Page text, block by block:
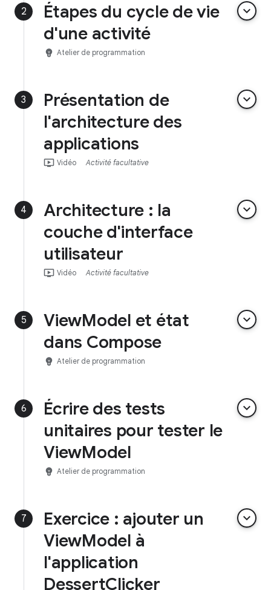
2
Étapes du cycle de vie
d'une activité
keyboard_arrow_down
emoji_objects Atelier de programmation
3
Présentation de
l'architecture des
applications
keyboard_arrow_down
ondemand_video Vidéo Activité facultative
4
Architecture : la
couche d'interface
utilisateur
keyboard_arrow_down
ondemand_video Vidéo Activité facultative
5
ViewModel et état
dans Compose
keyboard_arrow_down
emoji_objects Atelier de programmation
6
Écrire des tests
unitaires pour tester le
ViewModel
keyboard_arrow_down
emoji_objects Atelier de programmation
7
Exercice : ajouter un
ViewModel à
l'application
DessertClicker
keyboard_arrow_down